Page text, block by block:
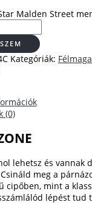
Malden Street
Kategóriák:
(0)
lehetsz és vannak
meg a
cipőben, mint a
lépést tud